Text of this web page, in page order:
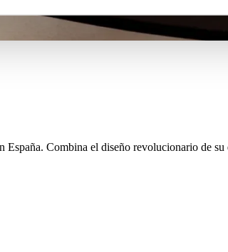
Combina el diseño revolucionario de